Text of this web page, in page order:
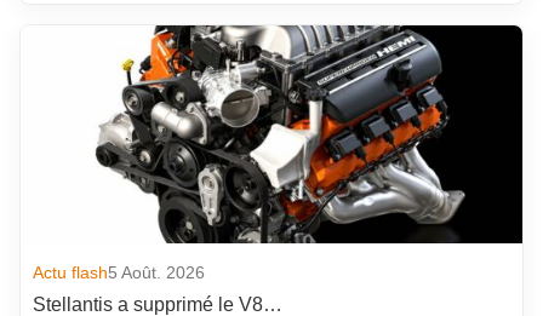
Actu flash5 Août. 2026
Stellantis a supprimé le V8…